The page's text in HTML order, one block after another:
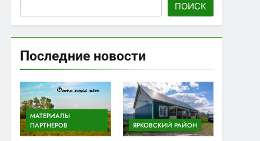
ПОИСК
Последние новости
МАТЕРИАЛЫ
ПАРТНЕРОВ
ЯРКОВСКИЙ РАЙОН